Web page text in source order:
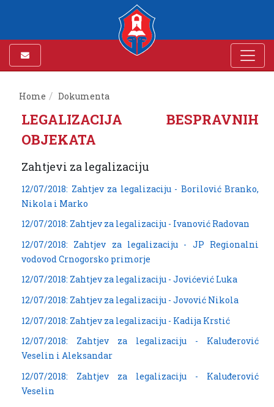
Home Dokumenta
LEGALIZACIJA BESPRAVNIH
OBJEKATA
Zahtjevi za legalizaciju
12/07/2018: Zahtjev za legalizaciju - Borilović Branko,
Nikola i Marko
12/07/2018: Zahtjev za legalizaciju - Ivanović Radovan
12/07/2018: Zahtjev za legalizaciju - JP Regionalni
vodovod Crnogorsko primorje
12/07/2018: Zahtjev za legalizaciju - Jovićević Luka
12/07/2018: Zahtjev za legalizaciju - Jovović Nikola
12/07/2018: Zahtjev za legalizaciju - Kadija Krstić
12/07/2018: Zahtjev za legalizaciju - Kaluđerović
Veselin i Aleksandar
12/07/2018: Zahtjev za legalizaciju - Kaluđerović
Veselin